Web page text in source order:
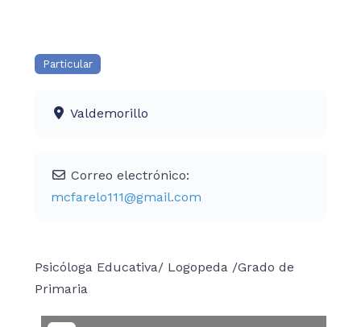
Particular
Valdemorillo
Correo electrónico:
mcfarelo111@gmail.com
Psicóloga Educativa/ Logopeda /Grado de
Primaria